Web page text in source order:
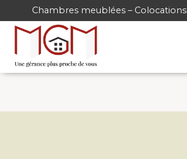
Chambres meublées – Colocations